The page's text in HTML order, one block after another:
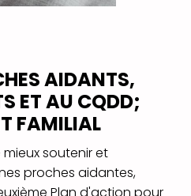
AIDANTS,
ET AU CQDD;
FAMILIAL
soutenir et
proches aidantes,
Plan d'action pour